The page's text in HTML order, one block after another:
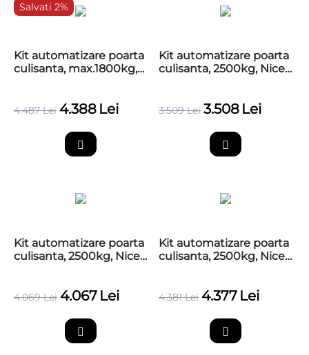
Salvati 2%
Kit automatizare poarta
culisanta, max.1800kg,
4.487 Lei 4.388 Lei
Kit automatizare poarta
culisanta, 2500kg, Nice
3.509 Lei 3.508 Lei
Kit automatizare poarta
culisanta, 2500kg, Nice
4.069 Lei 4.067 Lei
Kit automatizare poarta
culisanta, 2500kg, Nice
4.381 Lei 4.377 Lei